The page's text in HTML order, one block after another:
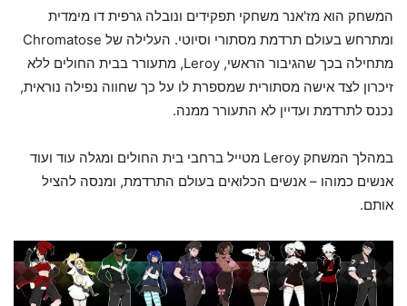
המשחק הוא מז'אנר משחקי תפקידים ונובלה גרפית דו מימדית
ומתרחש בעולם תרדמת מסתורי וסיוטי. העלילה של Chromatose
מתחילה בכך שהגיבור הראשי, Leroy, מתעורר בבית החולים ללא
זיכרון לצד אישה מסתורית שמספרת לו על כך שחווה נפילה נוראית,
נכנס לתרדמת ועדיין לא התעורר ממנה.
במהלך המשחק Leroy מטייל ברחבי בית החולים ומגלה עוד ועוד
אנשים כמוהו – אנשים הכלואים בעולם התרדמת, ומנסה להציל
אותם.